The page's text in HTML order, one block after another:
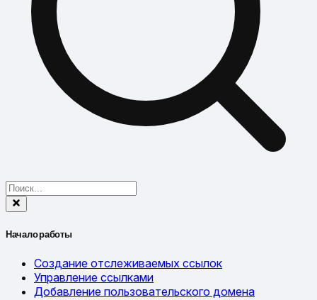
Начало работы
Создание отслеживаемых ссылок
Управление ссылками
Добавление пользовательского домена